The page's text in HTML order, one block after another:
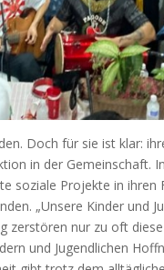
Doch für sie ist klar:
in der Gemeinschaft.
soziale Projekte in ihren
„Unsere Kinder und
nur zu oft
und Jugendlichen